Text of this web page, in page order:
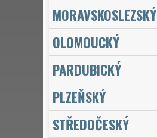
MORAVSKOSLEZSKÝ
OLOMOUCKÝ
PARDUBICKÝ
PLZEŇSKÝ
STŘEDOČESKÝ